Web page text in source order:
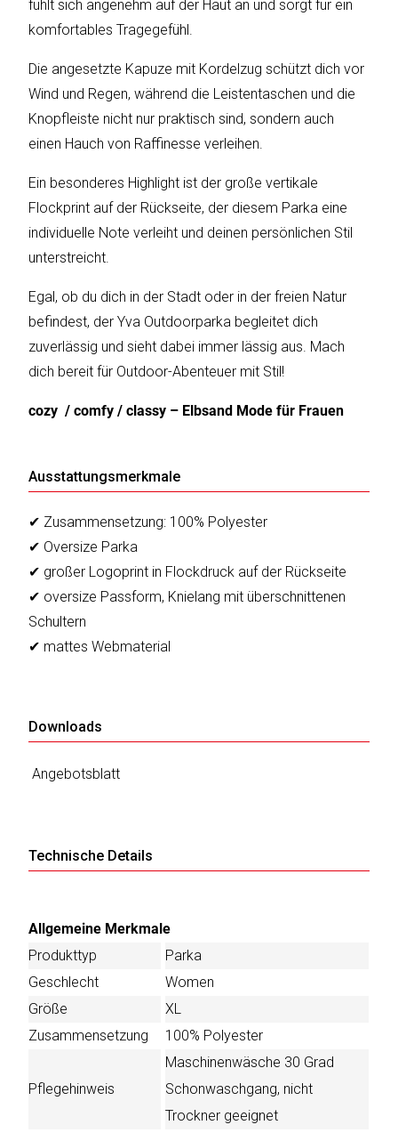
Katalog
erstellen
Preisliste
erstellen
fühlt sich angenehm auf der Haut an und sorgt für ein
komfortables Tragegefühl.
Die angesetzte Kapuze mit Kordelzug schützt dich vor
Wind und Regen, während die Leistentaschen und die
Knopfleiste nicht nur praktisch sind, sondern auch
einen Hauch von Raffinesse verleihen.
Ein besonderes Highlight ist der große vertikale
Flockprint auf der Rückseite, der diesem Parka eine
individuelle Note verleiht und deinen persönlichen Stil
unterstreicht.
Egal, ob du dich in der Stadt oder in der freien Natur
befindest, der Yva Outdoorparka begleitet dich
zuverlässig und sieht dabei immer lässig aus. Mach
dich bereit für Outdoor-Abenteuer mit Stil!
cozy / comfy / classy – Elbsand Mode für Frauen
Ausstattungsmerkmale
✔ Zusammensetzung: 100% Polyester
✔ Oversize Parka
✔ großer Logoprint in Flockdruck auf der Rückseite
✔ oversize Passform, Knielang mit überschnittenen
Schultern
✔ mattes Webmaterial
Downloads
Angebotsblatt
Technische Details
Allgemeine Merkmale
Produkttyp
Parka
Geschlecht
Women
Größe
XL
Zusammensetzung
100% Polyester
Pflegehinweis
Maschinenwäsche 30 Grad
Schonwaschgang, nicht
Trockner geeignet